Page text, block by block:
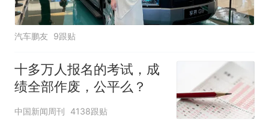
汽车鹏友 9跟贴
十多万人报名的考试，成
绩全部作废，公平么？
中国新闻周刊 4138跟贴